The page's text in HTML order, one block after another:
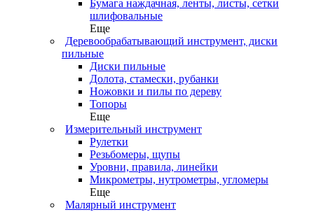
Бумага наждачная, ленты, листы, сетки
шлифовальные
Еще
Деревообрабатывающий инструмент, диски
пильные
Диски пильные
Долота, стамески, рубанки
Ножовки и пилы по дереву
Топоры
Еще
Измерительный инструмент
Рулетки
Резьбомеры, щупы
Уровни, правила, линейки
Микрометры, нутрометры, угломеры
Еще
Малярный инструмент